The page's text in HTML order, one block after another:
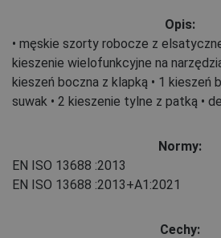
Opis:
• męskie szorty robocze z
kieszenie wielofunkcyjne na
kieszeń boczna z klapką • 1 kieszeń
suwak • 2 kieszenie tylne z patką •
Normy:
EN ISO 13688 :2013
EN ISO 13688 :2013+A1:2021
Cechy: